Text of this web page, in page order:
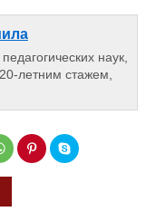
наук,
20-летним стажем,